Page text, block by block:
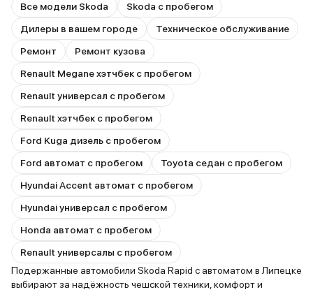
Все модели Skoda
Skoda с пробегом
Дилеры в вашем городе
Техническое обслуживание
Ремонт
Ремонт кузова
Renault Megane хэтчбек с пробегом
Renault универсал с пробегом
Renault хэтчбек с пробегом
Ford Kuga дизель с пробегом
Ford автомат с пробегом
Toyota седан с пробегом
Hyundai Accent автомат с пробегом
Hyundai универсал с пробегом
Honda автомат с пробегом
Renault универсалы с пробегом
Подержанные автомобили Skoda Rapid с автоматом в Липецке
выбирают за надёжность чешской техники, комфорт и